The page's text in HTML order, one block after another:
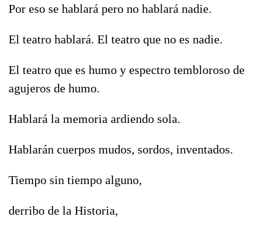
Por eso se hablará pero no hablará nadie.
El teatro hablará. El teatro que no es nadie.
El teatro que es humo y espectro tembloroso de
agujeros de humo.
Hablará la memoria ardiendo sola.
Hablarán cuerpos mudos, sordos, inventados.
Tiempo sin tiempo alguno,
derribo de la Historia,